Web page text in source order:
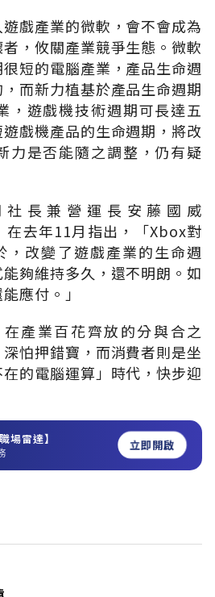
戲產業的微軟，會不會成為
，攸關產業競爭生態。微軟
短的電腦產業，產品生命週
而新力植基於產品生命週期
，遊戲機技術週期可長達五
戲機產品的生命週期，將改
力是否能隨之調整，仍有疑
長兼營運長安藤國威
在去年11月指出，「Xbox對
，改變了遊戲產業的生命週
夠維持多久，還不明朗。如
應付。」
產業百花齊放的分與合之
怕押錯寶，而消費者則是坐
的電腦運算」時代，快步迎
場雷達】 立即開啟